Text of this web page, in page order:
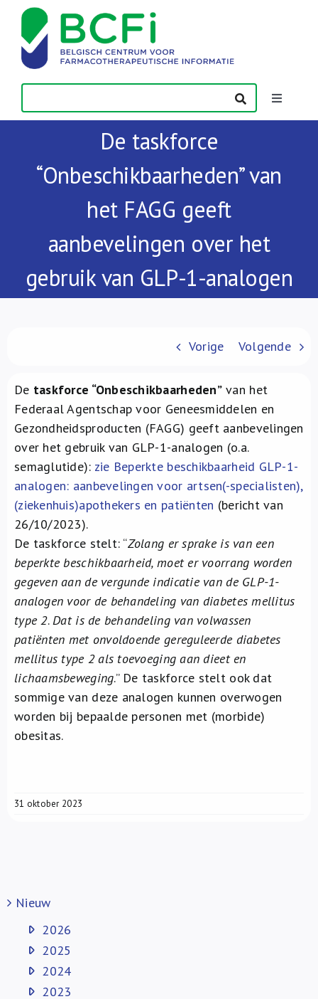
content
Toggle
Publicaties
Contact
De taskforce
“Onbeschikbaarheden” van
het FAGG geeft
aanbevelingen over het
gebruik van GLP-1-analogen
Vorige Volgende
De taskforce “Onbeschikbaarheden”van het
Federaal Agentschap voor Geneesmiddelen en
Gezondheidsproducten (FAGG) geeft aanbevelingen
over het gebruik van GLP-1-analogen (o.a.
semaglutide): zie Beperkte beschikbaarheid GLP-1-
analogen: aanbevelingen voor artsen(-specialisten),
(ziekenhuis)apothekers en patiënten (bericht van
26/10/2023).
De taskforce stelt: “Zolang er sprake is van een
beperkte beschikbaarheid, moet er voorrang worden
gegeven aan de vergunde indicatie van de GLP-1-
analogen voor de behandeling van diabetes mellitus
type 2.Dat is de behandeling van volwassen
patiënten met onvoldoende gereguleerde diabetes
mellitus type 2 als toevoeging aan dieet en
lichaamsbeweging.” De taskforce stelt ook dat
sommige van deze analogen kunnen overwogen
worden bij bepaalde personen met (morbide)
obesitas.
31 oktober 2023
Nieuw
2026
2025
2024
2023